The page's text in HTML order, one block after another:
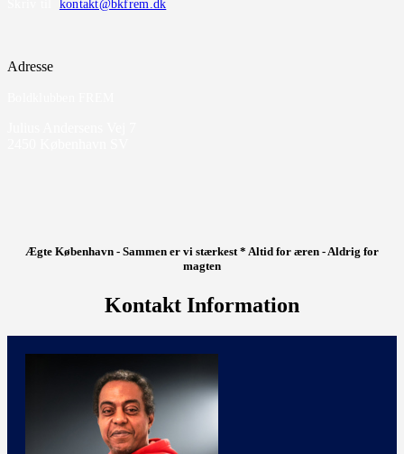
kontakt@bkfrem.dk
Adresse
Ægte København - Sammen er vi stærkest * Altid for æren - Aldrig for
magten
Kontakt Information